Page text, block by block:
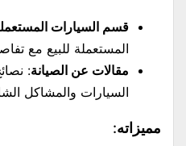
قسم السيارات
المستعملة للبيع مع
مقالات عن الصيانة:
السيارات والمشاكل
مميزاته: